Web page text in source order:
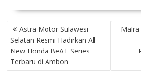
P
O
S
T
N
Astra Motor Sulawesi
Selatan Resmi Hadirkan All
New Honda BeAT Series
Terbaru di Ambon
Malra